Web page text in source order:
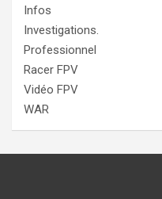
Infos
Investigations.
Professionnel
Racer FPV
Vidéo FPV
WAR